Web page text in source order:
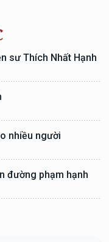
sư Thích Nhất Hạnh
nhiều người
đường phạm hạnh